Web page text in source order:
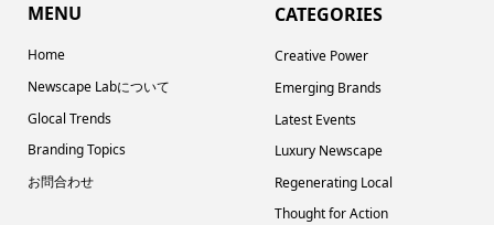
MENU
Home
Newscape Labについて
Glocal Trends
Branding Topics
お問合わせ
CATEGORIES
Creative Power
Emerging Brands
Latest Events
Luxury Newscape
Regenerating Local
Thought for Action